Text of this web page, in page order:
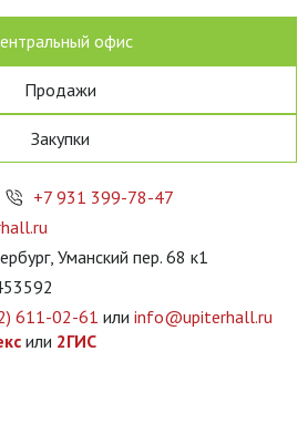
офис
Продажи
Закупки
+7 931 399-78-47
Уманский пер. 68 к1
611-02-61 или info@upiterhall.ru
или 2ГИС